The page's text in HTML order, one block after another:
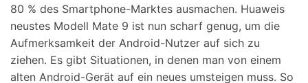
80 % des Smartphone-Marktes ausmachen. Huaweis
neustes Modell Mate 9 ist nun scharf genug, um die
Aufmerksamkeit der Android-Nutzer auf sich zu
ziehen. Es gibt Situationen, in denen man von einem
alten Android-Gerät auf ein neues umsteigen muss. So